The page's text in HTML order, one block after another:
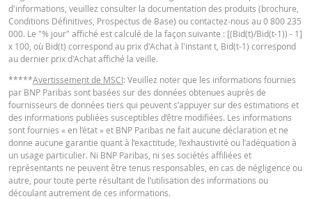
immatériel ou consécutif (y compris le manque à gagner) résultant de
manière que ce soit de l'utilisation de la calculatrice par vous. ou vos
ou les informations contenues dans ce document. Les données de taux de
change saisies proviennent de BNP Paribas et s’appliquent strictement à la
indiquée. Les taux indiqués par la calculatrice sont indicatifs et destinés à
fins d’information uniquement. L'information sur les prix ne constitue pas
invitation ou une offre d'achat ou de vente de titres ou d'autres instruments
financiers. Les informations sont exclusivement destinées à être utilisées
destinataires prévus. Il est interdit de reproduire, distribuer ou copier ces
informations, en tout ou en partie, à quelque fin que ce soit sans
expresse et préalable de BNP Paribas. De plus amples informations sont
disponibles sur demande auprès de BNP Paribas.
d'informations, veuillez consulter la documentation des produits (brochure,
Conditions Définitives, Prospectus de Base) ou contactez-nous au 0 800 235
000. Le "% jour" affiché est calculé de la façon suivante : [(Bid(t)/Bid(t-1)) - 1]
x 100, où Bid(t) correspond au prix d'Achat à l'instant t, Bid(t-1) correspond
au dernier prix d'Achat affiché la veille.
*****Avertissement de MSCI: Veuillez noter que les informations fournies
par BNP Paribas sont basées sur des données obtenues auprès de
fournisseurs de données tiers qui peuvent s’appuyer sur des estimations et
des informations publiées susceptibles d’être modifiées. Les informations
sont fournies « en l’état » et BNP Paribas ne fait aucune déclaration et ne
donne aucune garantie quant à l’exactitude, l’exhaustivité ou l’adéquation à
un usage particulier. Ni BNP Paribas, ni ses sociétés affiliées et
représentants ne peuvent être tenus responsables, en cas de négligence ou
autre, pour toute perte résultant de l’utilisation des informations ou
découlant autrement de ces informations.